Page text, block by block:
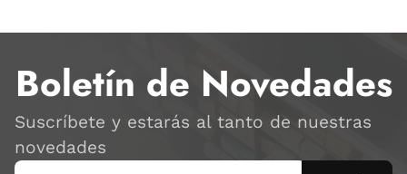
Boletín de Novedades
Suscríbete y estarás al tanto de nuestras
novedades